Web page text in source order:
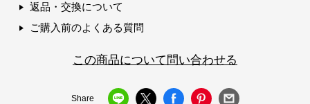
返品・交換について
ご購入前のよくある質問
この商品について問い合わせる
Share